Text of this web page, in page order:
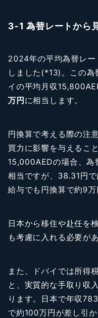
3-1 為替レートから
2024年の平均為替レー
しました(*13)。この為
イの平均月収
万円に相当します。
円換算で考える際の注
買力に影響を与えるこ
15,000AEDの場合、
相当ですが、38.31円
給与でも円換算で約9万
日本から移住や赴任を
も考慮に入れる必要が
また、ドバイでは所得
と、実質的な手取り収
ります。日本で年収
で約100万円が差し引